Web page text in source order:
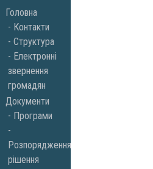
Skip
to
content
Головна
Контакти
Структура
Електронні
звернення
громадян
Документи
Програми
Розпорядження,
рішення